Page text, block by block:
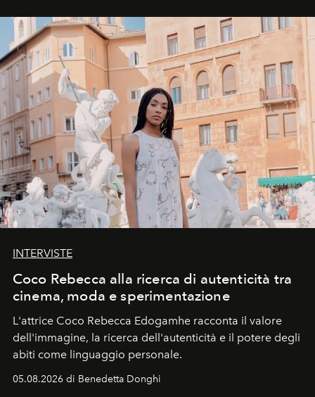
INTERVISTE
Coco Rebecca alla ricerca di autenticità tra
cinema, moda e sperimentazione
L'attrice Coco Rebecca Edogamhe racconta il valore
dell'immagine, la ricerca dell'autenticità e il potere degli
abiti come linguaggio personale.
05.08.2026 di Benedetta Donghi